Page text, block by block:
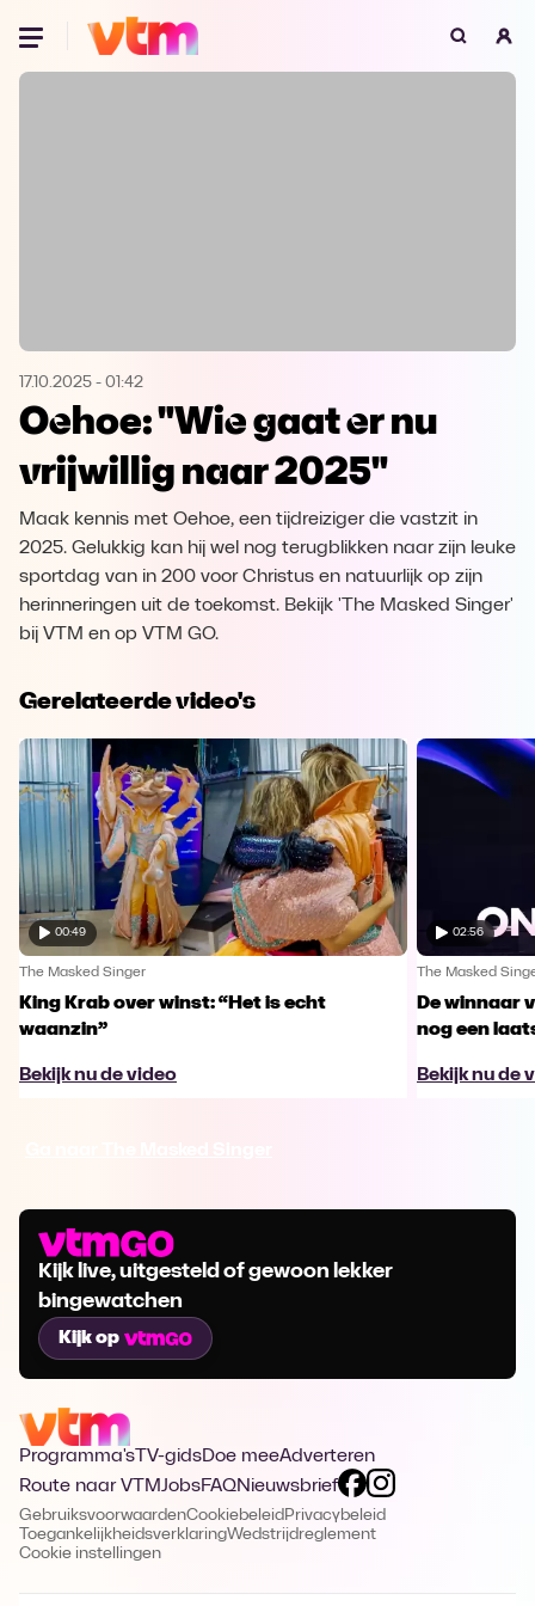
Oeps, browser niet ondersteund
Microsoft Edge Download
Opera Download
17.10.2025 - 01:42
Oehoe: "Wie gaat er nu
vrijwillig naar 2025"
Maak kennis met Oehoe, een tijdreiziger die vastzit in
2025. Gelukkig kan hij wel nog terugblikken naar zijn leuke
sportdag van in 200 voor Christus en natuurlijk op zijn
herinneringen uit de toekomst. Bekijk 'The Masked Singer'
bij VTM en op VTM GO.
Gerelateerde video's
00:49
The Masked Singer
King Krab over winst: “Het is echt
waanzin”
Bekijk nu de video
02:56
The Masked
De winnaar
nog een
Bekijk nu de
Kijk live, uitgesteld of gewoon lekker
bingewatchen
Kijk op
Programma's TV-gidsDoe meeAdverteren
Route naar VTMJobsFAQNieuwsbrief
GebruiksvoorwaardenCookiebeleid Privacybeleid
ToegankelijkheidsverklaringWedstrijdreglement
Cookie instellingen